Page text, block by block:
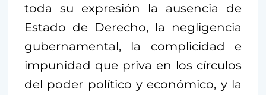
toda su expresión la ausencia de
Estado de Derecho, la negligencia
gubernamental, la complicidad e
impunidad que priva en los círculos
del poder político y económico, y la